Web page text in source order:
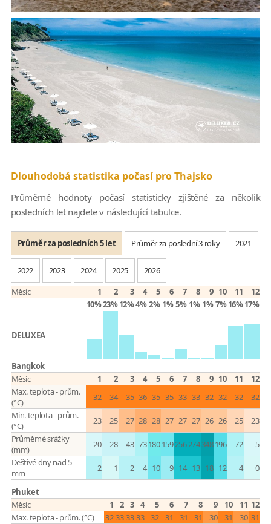
Dlouhodobá statistika počasí pro Thajsko
Průměrné hodnoty počasí statisticky zjištěné za několik
posledních let najdete v následující tabulce.
Průměr za posledních 5 let Průměr za poslední 3 roky 2021
2022 2023 2024 2025
2026
Měsíc
1 2 3 4 5 6 7 8 9 10 11
12
10%23%12%4% 2% 1% 5% 1% 1% 7%16%17%
DELUXEA
Bangkok
Měsíc
1 2 3 4 5 6 7 8 9 10 11
12
Max. teplota - prům.
(°C)
32 34 35 36 35 35 33 33 32 32 32
32
Min. teplota - prům.
(°C)
23 25 27 28 28 27 27 27 26 26 25
23
Průměrné srážky
(mm)
20 28 43 73180159256274348196 72
5
Deštivé dny nad 5
mm
2 1 2 4 10 9 14 13 18 12 4 0
Phuket
Měsíc
1 2 3 4 5 6 7 8 9 10 11 12
Max. teplota - prům. (°C)
32 33 33 33 32 31 31 31 30 31 30 31